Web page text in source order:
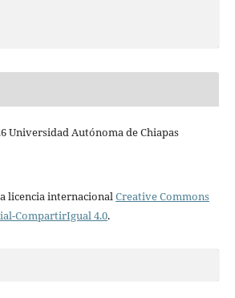
Universidad Autónoma de Chiapas
licencia internacionalCreative Commons
CompartirIgual 4.0.